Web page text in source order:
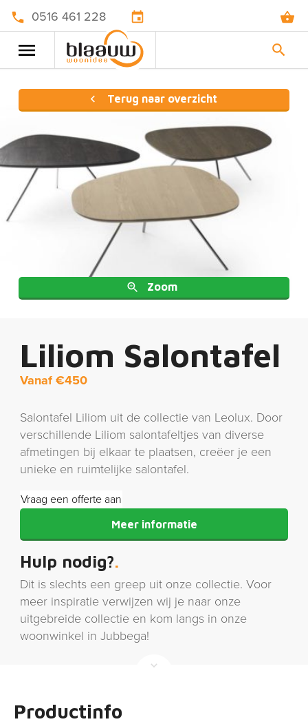
0516 461 228
Terug naar overzicht
Zoom
Liliom Salontafel
Vanaf €450
Salontafel Liliom uit de collectie van Leolux. Door
verschillende Liliom salontafeltjes van diverse
afmetingen bij elkaar te plaatsen, creëer je een
unieke en ruimtelijke salontafel.
Vraag een offerte aan
Meer informatie
Hulp nodig?
Dit is slechts een greep uit onze collectie. Voor
meer inspiratie verwijzen wij je naar onze
uitgebreide collectie en kom langs in onze
woonwinkel in Jubbega!
Productinfo